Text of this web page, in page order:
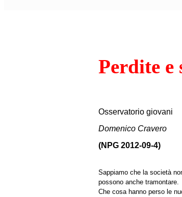
Perdite e
Osservatorio giovani
Domenico Cravero
(NPG 2012-09-4)
Sappiamo che la società
possono anche tramontare.
Che cosa hanno perso le